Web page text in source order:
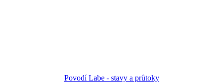
Povodí Labe - stavy a průtoky